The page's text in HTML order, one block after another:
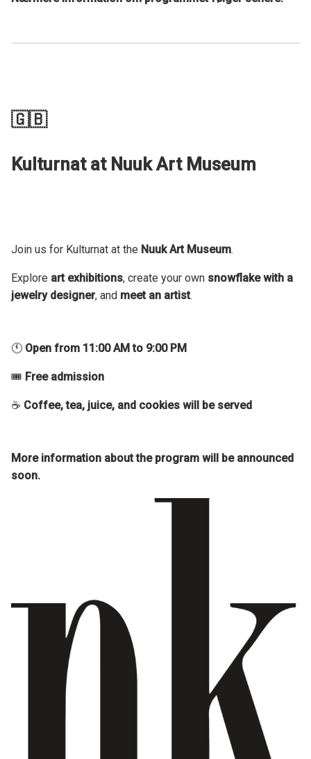
🇬🇧
Kulturnat at Nuuk Art Museum
Join us for Kulturnat at the Nuuk Art Museum.
Explore art exhibitions, create your own snowflake with a
jewelry designer, and meet an artist.
🕚 Open from 11:00 AM to 9:00 PM
🎟 Free admission
☕ Coffee, tea, juice, and cookies will be served
More information about the program will be announced
soon.